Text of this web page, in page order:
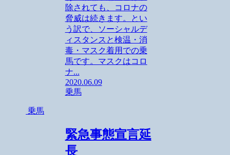
除されても、コロナの
脅威は続きます。とい
う訳で、ソーシャルデ
ィスタンスと検温・消
毒・マスク着用での乗
馬です。マスクはコロ
ナ...
2020.06.09
乗馬
乗馬
緊急事態宣言延
長